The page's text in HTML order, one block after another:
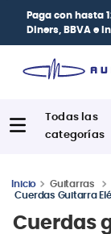
Paga con hasta
Diners, BBVA e
Guitarras
Cuerdas Guitarra
Cuerdas